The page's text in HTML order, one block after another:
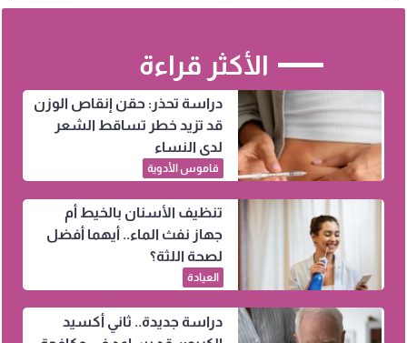
الأكثر قراءة
دراسة تحذر: حقن إنقاص الوزن
قد تزيد خطر تساقط الشعر
لدى النساء
قاموس الأدوية
تنظيف الأسنان بالخيط أم
جهاز نفث الماء.. أيهما أفضل
لصحة اللثة؟
العيادة
دراسة جديدة.. ثاني أكسيد